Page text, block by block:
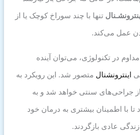
تنها با چند سوراخ کوچک یا از
عمل می‌کند.
در تکنولوژی، می‌توان آینده
اینترونشنال متصور شد. این رویکرد به
از جراحی‌های سنتی خواهد شد و به
تا با اطمینان بیشتری به درمان خود
عادی بازگردند.